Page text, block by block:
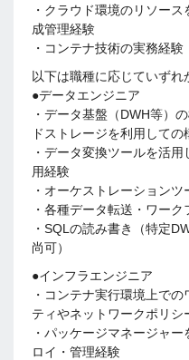
・クラウド環境のリソー
成管理経験
・コンテナ技術の実務経験
以下は職種に応じていずれ
●データエンジニア
・データ基盤（DWH等）
ドストレージを利用して
・データ変換ツールを活
用経験
・オーケストレーション
・各種データ転送・ワー
・SQLの読み書き（特定
尚可）
●インフラエンジニア
・コンテナ実行環境上で
ティやネットワークポリシ
・パッケージマネージャ
ロイ・管理経験